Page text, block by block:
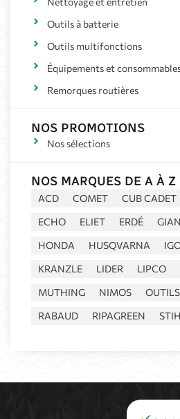
Outils à batterie
Outils multifonctions
Équipements et
Remorques routières
NOS PROMOTIONS
Nos sélections
NOS MARQUES DE A À Z
ACD COMET CUB CADET
ECHO
ELIET ERDÉ
HONDA
HUSQVARNA
KRANZLE
LIDER LIPCO
MUTHING
NIMOS
RABAUD
RIPAGREEN